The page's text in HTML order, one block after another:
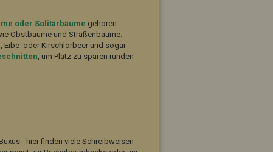
oder Solitärbäume gehören
Obstbäume und Straßenbäume.
, Eibe oder Kirschlorbeer und sogar
, um Platz zu sparen runden
- hier finden viele Schreibweisen